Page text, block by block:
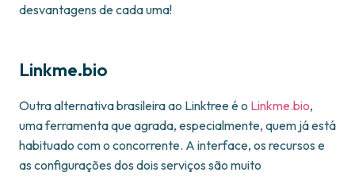
desvantagens de cada uma!
Linkme.bio
Outra alternativa brasileira ao Linktree é o Linkme.bio,
uma ferramenta que agrada, especialmente, quem já está
habituado com o concorrente. A interface, os recursos e
as configurações dos dois serviços são muito